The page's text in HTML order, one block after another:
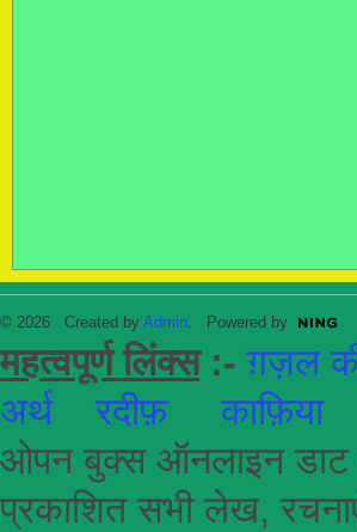
© 2026 Created by Admin . Powered by
महत्वपूर्ण लिंक्स :- ग़ज़ल
अर्थ
रदीफ़ काफ़िया
ओपन बुक्स ऑनलाइन डाट
प्रकाशित सभी लेख,